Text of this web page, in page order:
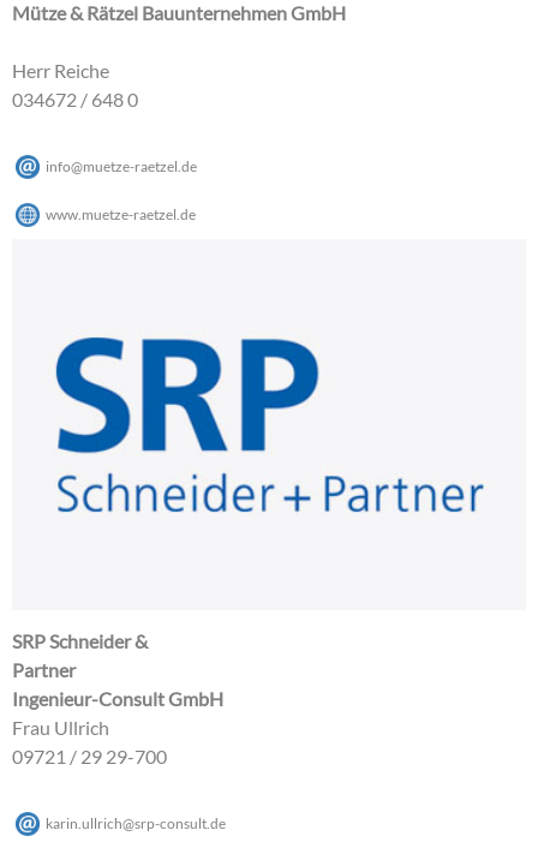
Mütze & Rätzel Bauunternehmen GmbH
Herr Reiche
034672 / 648 0
info@muetze-raetzel.de
www.muetze-raetzel.de
SRP Schneider &
Partner
Ingenieur-Consult GmbH
Frau Ullrich
09721 / 29 29-700
karin.ullrich@srp-consult.de